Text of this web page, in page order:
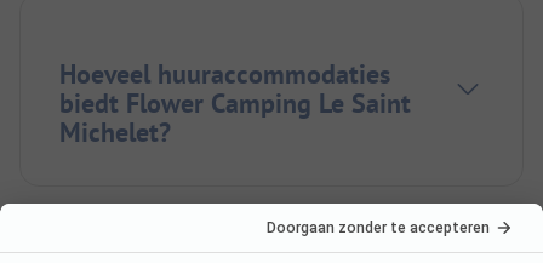
Hoeveel huuraccommodaties
biedt Flower Camping Le Saint
Michelet?